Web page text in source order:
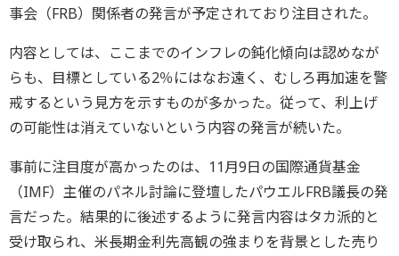
事会（FRB）関係者の発言が予定されており注目された。
内容としては、ここまでのインフレの鈍化傾向は認めなが
らも、目標としている2％にはなお遠く、むしろ再加速を警
戒するという見方を示すものが多かった。従って、利上げ
の可能性は消えていないという内容の発言が続いた。
事前に注目度が高かったのは、11月9日の国際通貨基金
（IMF）主催のパネル討論に登壇したパウエルFRB議長の発
言だった。結果的に後述するように発言内容はタカ派的と
受け取られ、米長期金利先高観の強まりを背景とした売り